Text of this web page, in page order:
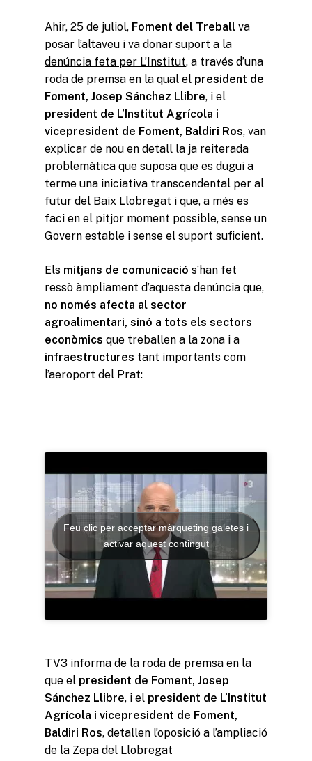
Ahir, 25 de juliol, Foment del Treball va
posar l’altaveu i va donar suport a la
denúncia feta per L’Institut, a través d’una
roda de premsa en la qual el president de
Foment, Josep Sánchez Llibre, i el
president de L’Institut Agrícola i
vicepresident de Foment, Baldiri Ros, van
explicar de nou en detall la ja reiterada
problemàtica que suposa que es dugui a
terme una iniciativa transcendental per al
futur del Baix Llobregat i que, a més es
faci en el pitjor moment possible, sense un
Govern estable i sense el suport suficient.
Els mitjans de comunicació s’han fet
ressò àmpliament d’aquesta denúncia que,
no només afecta al sector
agroalimentari, sinó a tots els sectors
econòmics que treballen a la zona i a
infraestructures tant importants com
l’aeroport del Prat:
Feu clic per acceptar màrqueting galetes i
activar aquest contingut
TV3 informa de la roda de premsa en la
que el president de Foment, Josep
Sánchez Llibre, i el president de L’Institut
Agrícola i vicepresident de Foment,
Baldiri Ros, detallen l’oposició a l’ampliació
de la Zepa del Llobregat